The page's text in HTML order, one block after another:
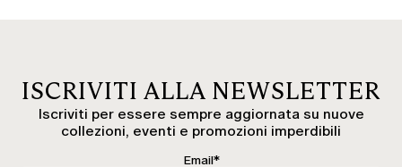
ISCRIVITI ALLA NEWSLETTER
Iscriviti per essere sempre aggiornata su nuove
collezioni, eventi e promozioni imperdibili